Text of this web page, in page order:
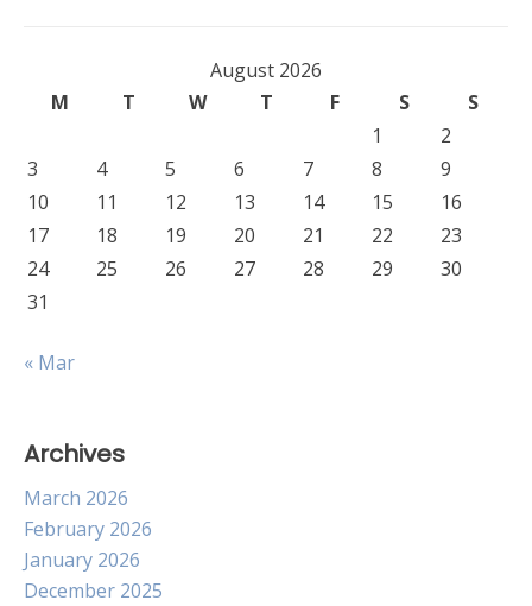
August 2026
M
T W T F S
S
1
2
3
4 5 6 7 8
9
10
11 12 13 14 15
16
17
18 19 20 21 22
23
24
25 26 27 28 29
30
31
« Mar
Archives
March 2026
February 2026
January 2026
December 2025